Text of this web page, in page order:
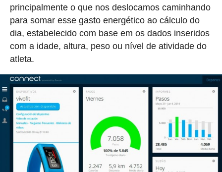
principalmente o que nos deslocamos caminhando
para somar esse gasto energético ao cálculo do
dia, estabelecido com base em os dados inseridos
com a idade, altura, peso ou nível de atividade do
atleta.